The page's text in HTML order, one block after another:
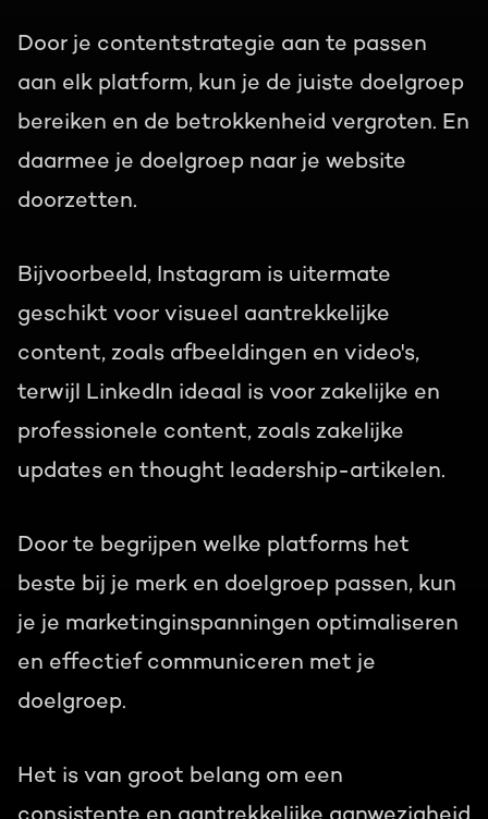
Door je contentstrategie aan te passen
aan elk platform, kun je de juiste doelgroep
bereiken en de betrokkenheid vergroten. En
daarmee je doelgroep naar je website
doorzetten.
Bijvoorbeeld, Instagram is uitermate
geschikt voor visueel aantrekkelijke
content, zoals afbeeldingen en video's,
terwijl LinkedIn ideaal is voor zakelijke en
professionele content, zoals zakelijke
updates en thought leadership-artikelen.
Door te begrijpen welke platforms het
beste bij je merk en doelgroep passen, kun
je je marketinginspanningen optimaliseren
en effectief communiceren met je
doelgroep.
Het is van groot belang om een
consistente en aantrekkelijke aanwezigheid